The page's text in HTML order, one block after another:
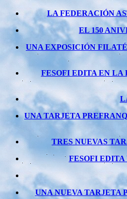
LA FEDERACIÓN
EL 150
UNA EXPOSICIÓN
FESOFI EDITA EN LA
UNA TARJETA
TRES NUEVAS
FESOFI
UNA NUEVA TARJETA